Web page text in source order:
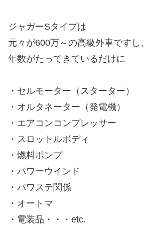
ジャガーSタイプは
元々が600万～の高級外車ですし、
年数がたってきているだけに
・セルモーター（スターター）
・オルタネーター（発電機）
・エアコンコンプレッサー
・スロットルボディ
・燃料ポンプ
・パワーウインド
・パワステ関係
・オートマ
・電装品・・・etc.